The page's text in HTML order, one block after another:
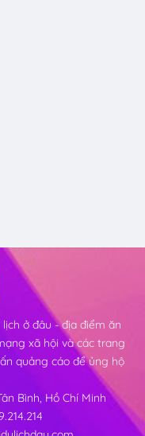
ở đâu - địa điểm ăn
xã hội và các trang
quảng cáo để ủng hộ
Bình, Hồ Chí Minh